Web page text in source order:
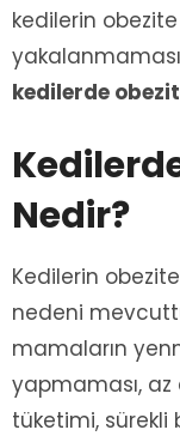
kedilerin obezite
kedilerde
Nedir?
Kedilerin
nedeni
mamaların
yapmaması,
tüketimi, sürekli